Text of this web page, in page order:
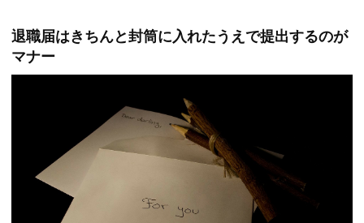
退職届はきちんと封筒に入れたうえで提出するのが
マナー